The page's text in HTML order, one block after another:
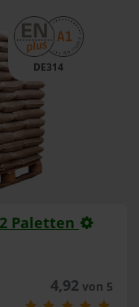
DE314
2 Paletten
4,92von 5